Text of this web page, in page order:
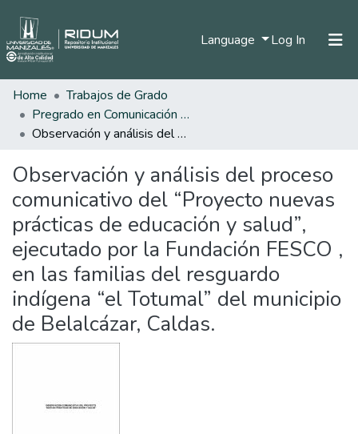
Language Log In (current)
Home
Trabajos de Grado
Pregrado en Comunicación Social y Periodismo
Observación y análisis del proceso comunicativo del “Proyecto nuevas prácticas de educación y salud”, ejecutado por la Fundación FESCO , en las familias del resguardo indígena “el Totumal” del municipio de Belalcázar, Caldas.
Observación y análisis del proceso
comunicativo del “Proyecto nuevas
prácticas de educación y salud”,
ejecutado por la Fundación FESCO ,
en las familias del resguardo
indígena “el Totumal” del municipio
de Belalcázar, Caldas.